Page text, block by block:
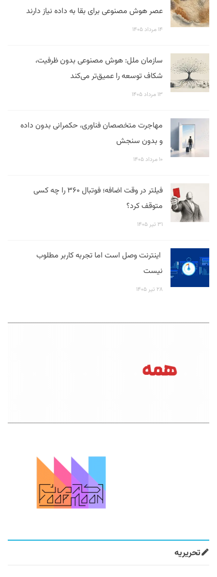
عصر هوش مصنوعی برای بقا به داده نیاز دارند
۱۴ مرداد ۱۴۰۵
سازمان ملل: هوش مصنوعی بدون ظرفیت،
شکاف توسعه را عمیق‌تر می‌کند
۱۳ مرداد ۱۴۰۵
مهاجرت متخصصان فناوری، حکمرانی بدون داده
و بدون سنجش
۱۰ مرداد ۱۴۰۵
فیلتر در وقت اضافه؛ فوتبال ۳۶۰ را چه کسی
متوقف کرد؟
۳۱ تیر ۱۴۰۵
اینترنت وصل است اما تجربه کاربر مطلوب
نیست
۲۸ تیر ۱۴۰۵
تحریریه